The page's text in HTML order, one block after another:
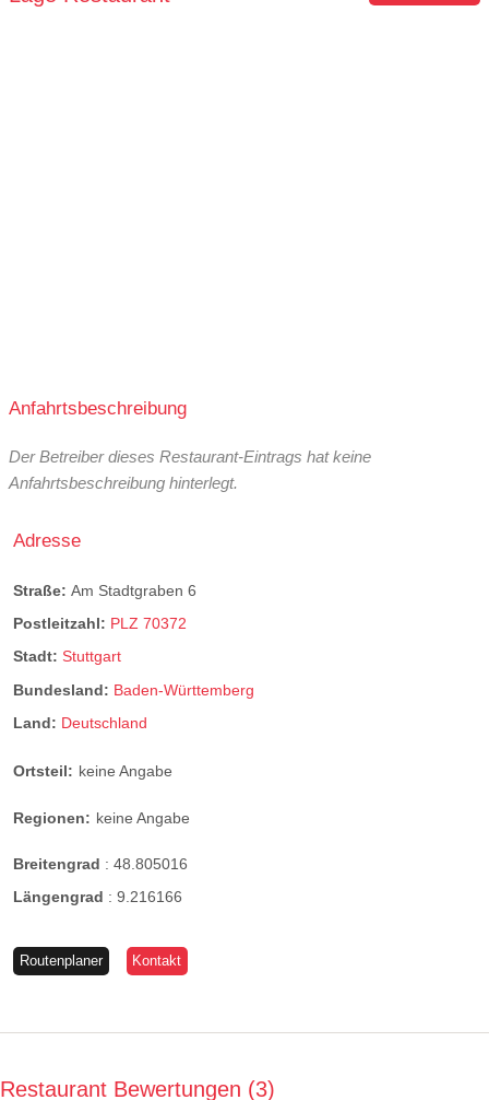
Anfahrtsbeschreibung
Der Betreiber dieses Restaurant-Eintrags hat keine
Anfahrtsbeschreibung hinterlegt.
Adresse
Straße: Am Stadtgraben 6
Postleitzahl: PLZ 70372
Stadt: Stuttgart
Bundesland: Baden-Württemberg
Land: Deutschland
Ortsteil: keine Angabe
Regionen: keine Angabe
Breitengrad : 48.805016
Längengrad : 9.216166
Routenplaner Kontakt
Restaurant Bewertungen 3